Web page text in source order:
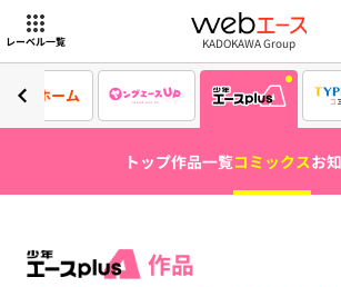
レーベル一覧 webエース
KADOKAWA Group
ホーム
トップ作品一覧コミックスお
作品